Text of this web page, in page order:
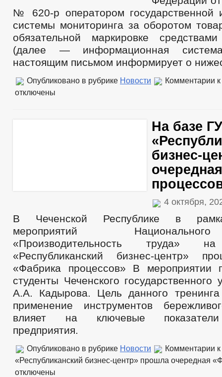
№ 620-р оператором государственной
системы мониторинга за оборотом
обязательной маркировке
(далее — информационная система
настоящим письмом информирует о
Опубликовано в рубрике Новости Комментарии
отключены
На базе
бизнес-
4 октября,
В Чеченской Республике в
мероприятий
«Производительность
«Республиканский бизнес-центр»
«Фабрика процессов» В мероприятии
студенты Чеченского государственного
А.А. Кадырова. Цель данного тренинга
применение инструментов
влияет на ключевые показатели
предприятия.
Опубликовано в рубрике Новости Комментарии
«Республиканский бизнес-центр» прошла очередная
отключены